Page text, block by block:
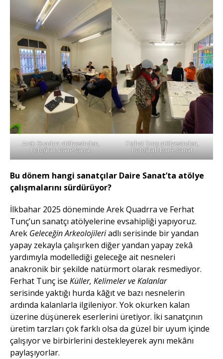
Arek Quadrra atölyesinden,
Fotoğraf: Daire Sanat
Ferhat Tunç atölyesinden,
Fotoğraf: Daire Sanat
Bu dönem hangi sanatçılar Daire Sanat’ta atölye
çalışmalarını sürdürüyor?
İlkbahar 2025 döneminde Arek Quadrra ve Ferhat
Tunç’un sanatçı atölyelerine evsahipliği yapıyoruz.
Arek Geleceğin Arkeolojileriadlı serisinde bir yandan
yapay zekayla çalışırken diğer yandan yapay zekâ
yardımıyla modellediği geleceğe ait nesneleri
anakronik bir şekilde natürmort olarak resmediyor.
Ferhat Tunç ise Küller, Kelimeler ve Kalanlar
serisinde yaktığı hurda kâğıt ve bazı nesnelerin
ardında kalanlarla ilgileniyor. Yok okurken kalan
üzerine düşünerek eserlerini üretiyor. İki sanatçının
üretim tarzları çok farklı olsa da güzel bir uyum içinde
çalışıyor ve birbirlerini destekleyerek aynı mekânı
paylaşıyorlar.